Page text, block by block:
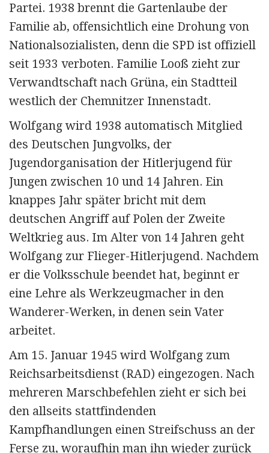
Partei. 1938 brennt die Gartenlaube der
Familie ab, offensichtlich eine Drohung von
Nationalsozialisten, denn die SPD ist offiziell
seit 1933 verboten. Familie Looß zieht zur
Verwandtschaft nach Grüna, ein Stadtteil
westlich der Chemnitzer Innenstadt.
Wolfgang wird 1938 automatisch Mitglied
des Deutschen Jungvolks, der
Jugendorganisation der Hitlerjugend für
Jungen zwischen 10 und 14 Jahren. Ein
knappes Jahr später bricht mit dem
deutschen Angriff auf Polen der Zweite
Weltkrieg aus. Im Alter von 14 Jahren geht
Wolfgang zur Flieger-Hitlerjugend. Nachdem
er die Volks­schule beendet hat, beginnt er
eine Lehre als Werk­zeug­macher in den
Wanderer-Werken, in denen sein Vater
arbeitet.
Am 15. Januar 1945 wird Wolfgang zum
Reichsarbeitsdienst (RAD) eingezogen. Nach
mehreren Marschbefehlen zieht er sich bei
den allseits stattfindenden
Kampfhandlungen einen Streifschuss an der
Ferse zu, woraufhin man ihn wieder zurück